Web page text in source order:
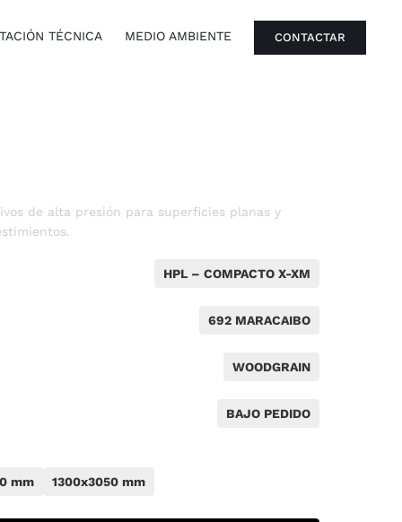
TÉCNICA MEDIO AMBIENTE CONTACTAR
de alta presión para superficies planas y
HPL – COMPACTO X-XM
692 MARACAIBO
WOODGRAIN
BAJO PEDIDO
mm 1300x3050 mm